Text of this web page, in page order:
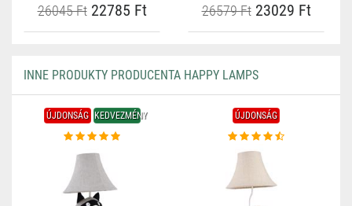
26045 Ft22785 Ft 26579 Ft23029 Ft
INNE PRODUKTY PRODUCENTA HAPPY LAMPS
ÚJDONSÁG KEDVEZMÉNY ÚJDONSÁG